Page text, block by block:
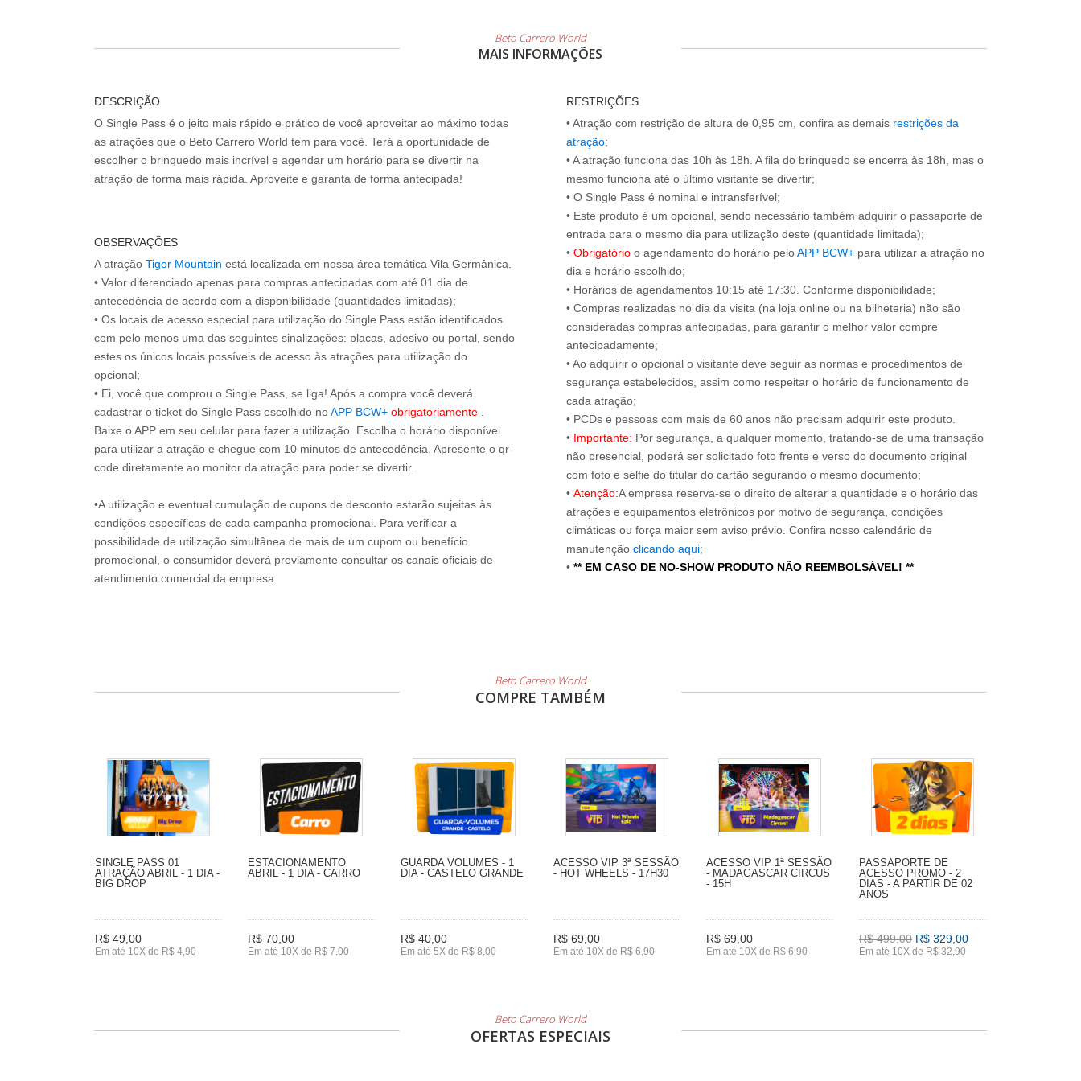
Beto Carrero World
MAIS INFORMAÇÕES
DESCRIÇÃO
O Single Pass é o jeito mais rápido e prático de você aproveitar ao máximo todas
as atrações que o Beto Carrero World tem para você. Terá a oportunidade de
escolher o brinquedo mais incrível e agendar um horário para se divertir na
atração de forma mais rápida. Aproveite e garanta de forma antecipada!
OBSERVAÇÕES
A atração Tigor Mountain está localizada em nossa área temática Vila Germânica.
• Valor diferenciado apenas para compras antecipadas com até 01 dia de
antecedência de acordo com a disponibilidade (quantidades limitadas);
• Os locais de acesso especial para utilização do Single Pass estão identificados
com pelo menos uma das seguintes sinalizações: placas, adesivo ou portal, sendo
estes os únicos locais possíveis de acesso às atrações para utilização do
opcional;
• Ei, você que comprou o Single Pass, se liga! Após a compra você deverá
cadastrar o ticket do Single Pass escolhido noAPP BCW+ obrigatoriamente
Baixe o APP em seu celular para fazer a utilização. Escolha o horário disponível
para utilizar a atração e chegue com 10 minutos de antecedência. Apresente o qr-
code diretamente ao monitor da atração para poder se divertir.
•A utilização e eventual cumulação de cupons de desconto estarão sujeitas às
condições específicas de cada campanha promocional. Para verificar a
possibilidade de utilização simultânea de mais de um cupom ou benefício
promocional, o consumidor deverá previamente consultar os canais oficiais de
atendimento comercial da empresa.
RESTRIÇÕES
• Atração com restrição de altura de 0,95 cm, confira as demais restrições da
atração;
• A atração funciona das 10h às 18h. A fila do brinquedo se encerra às 18h, mas o
mesmo funciona até o último visitante se divertir;
• O Single Pass é nominal e intransferível;
• Este produto é um opcional, sendo necessário também adquirir o passaporte de
entrada para o mesmo dia para utilização deste (quantidade limitada);
• Obrigatório o agendamento do horário peloAPP BCW+ para utilizar a atração no
dia e horário escolhido;
• Horários de agendamentos 10:15 até 17:30. Conforme disponibilidade;
• Compras realizadas no dia da visita (na loja online ou na bilheteria) não são
consideradas compras antecipadas, para garantir o melhor valor compre
antecipadamente;
• Ao adquirir o opcional o visitante deve seguir as normas e procedimentos de
segurança estabelecidos, assim como respeitar o horário de funcionamento de
cada atração;
• PCDs e pessoas com mais de 60 anos não precisam adquirir este produto.
• Importante: Por segurança, a qualquer momento, tratando-se de uma transação
não presencial, poderá ser solicitado foto frente e verso do documento original
com foto e selfie do titular do cartão segurando o mesmo documento;
• Atenção:A empresa reserva-se o direito de alterar a quantidade e o horário das
atrações e equipamentos eletrônicos por motivo de segurança, condições
climáticas ou força maior sem aviso prévio. Confira nosso calendário de
manutenção clicando aqui;
• ** EM CASO DE NO-SHOW PRODUTO NÃO REEMBOLSÁVEL! **
Beto Carrero World
COMPRE TAMBÉM
SINGLE PASS 01
ATRAÇÃO ABRIL - 1 DIA -
BIG DROP
R$ 49,00
Em até 10X de R$ 4,90
ESTACIONAMENTO
ABRIL - 1 DIA - CARRO
R$ 70,00
Em até 10X de R$ 7,00
GUARDA VOLUMES - 1
DIA - CASTELO GRANDE
R$ 40,00
Em até 5X de R$ 8,00
ACESSO VIP 3ª SESSÃO
- HOT WHEELS - 17H30
R$ 69,00
Em até 10X de R$ 6,90
ACESSO VIP 1ª SESSÃO
- MADAGASCAR CIRCUS
- 15H
R$ 69,00
Em até 10X de R$ 6,90
PASSAPORTE DE
ACESSO PROMO - 2
DIAS - A PARTIR DE 02
ANOS
R$ 499,00 R$ 329,00
Em até 10X de R$ 32,90
Beto Carrero World
OFERTAS ESPECIAIS